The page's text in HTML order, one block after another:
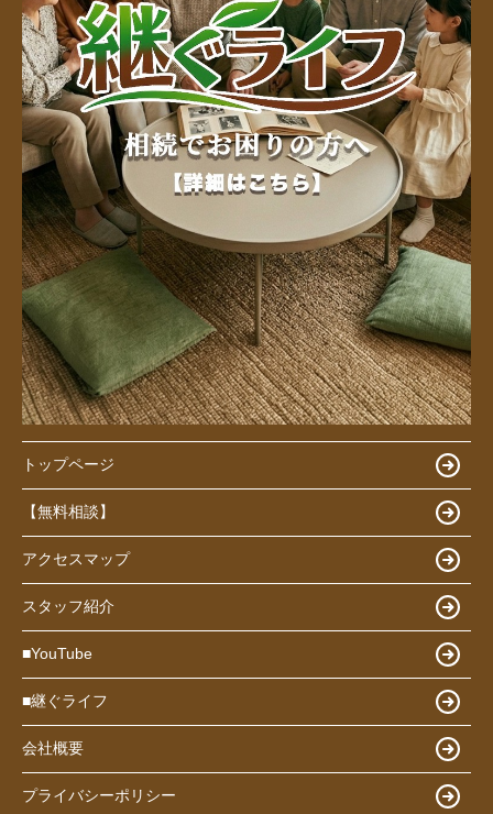
トップページ
【無料相談】
アクセスマップ
スタッフ紹介
■YouTube
■継ぐライフ
会社概要
プライバシーポリシー